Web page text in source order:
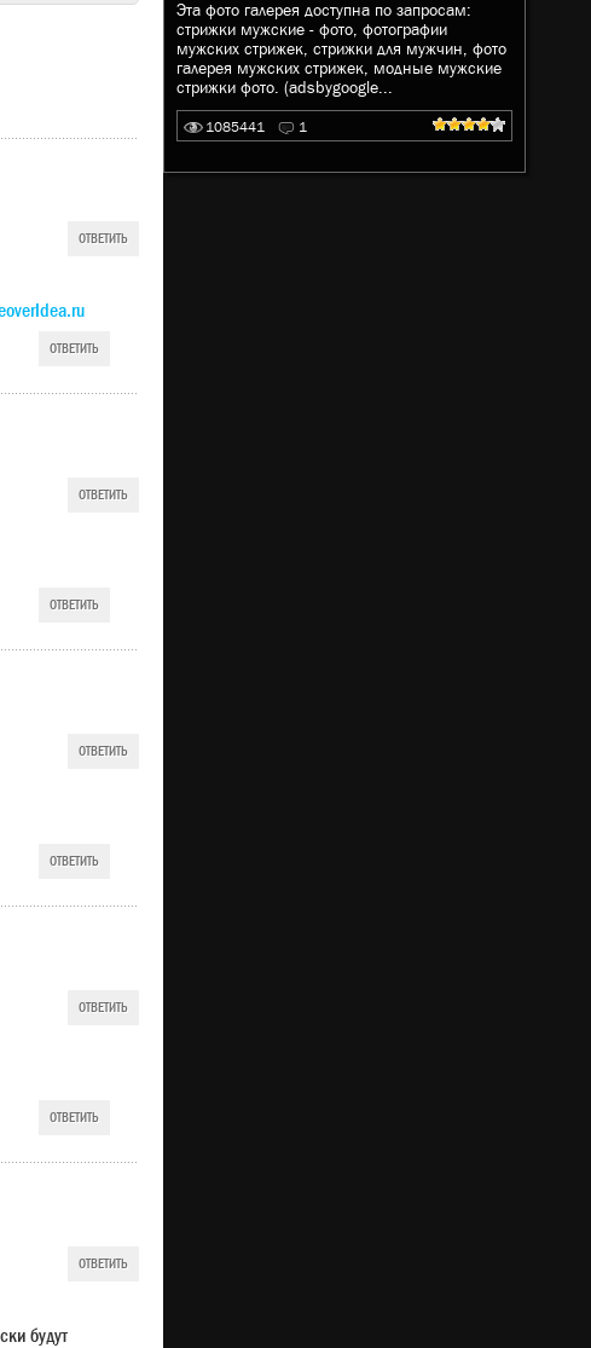
ОТВЕТИТЬ
ОТВЕТИТЬ
ОТВЕТИТЬ
ОТВЕТИТЬ
ОТВЕТИТЬ
ОТВЕТИТЬ
ОТВЕТИТЬ
ОТВЕТИТЬ
ОТВЕТИТЬ
будут
Эта фото галерея доступна по запросам:
стрижки мужские - фото, фотографии
мужских стрижек, стрижки для мужчин, фото
галерея мужских стрижек, модные мужские
стрижки фото. (adsbygoogle...
1085441 1